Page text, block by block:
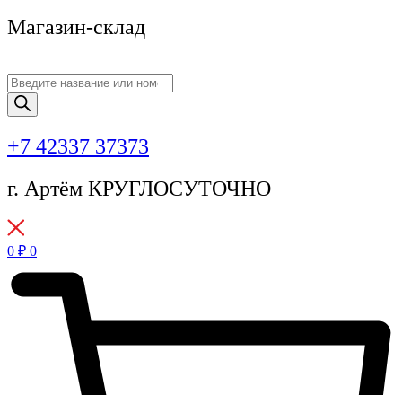
Магазин-склад
Поиск
товаров
+7 42337 37373
г. Артём КРУГЛОСУТОЧНО
0 ₽ 0